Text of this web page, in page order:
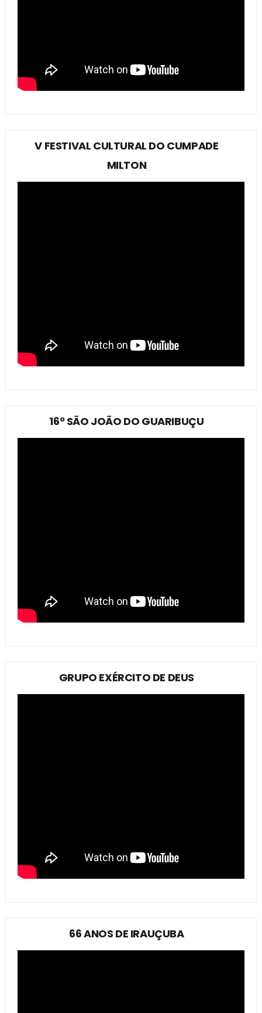
V FESTIVAL CULTURAL DO CUMPADE
MILTON
16º SÃO JOÃO DO GUARIBUÇU
GRUPO EXÉRCITO DE DEUS
66 ANOS DE IRAUÇUBA